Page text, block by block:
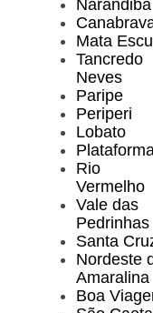
Narandiba
Mata
Tancredo
Neves
Paripe
Periperi
Lobato
Rio
Vermelho
Vale das
Pedrinhas
Santa
Nordeste
Amaralina
Boa